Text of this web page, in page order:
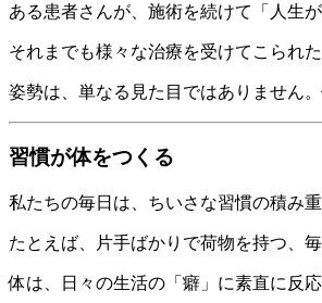
ある患者さんが、施術を続けて「人生
それまでも様々な治療を受けてこられ
姿勢は、単なる見た目ではありません
習慣が体をつくる
私たちの毎日は、ちいさな習慣の積み
たとえば、片手ばかりで荷物を持つ、
体は、日々の生活の「癖」に素直に反応